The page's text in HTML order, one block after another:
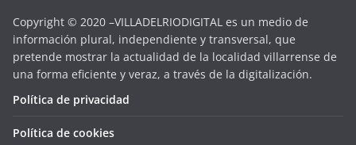
Copyright © 2020 –VILLADELRIODIGITAL es un medio de
información plural, independiente y transversal, que
pretende mostrar la actualidad de la localidad villarrense de
una forma eficiente y veraz, a través de la digitalización.
Política de privacidad
Política de cookies